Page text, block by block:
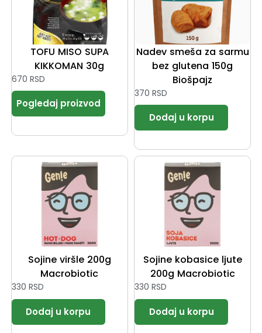
TOFU MISO SUPA
KIKKOMAN 30g
670 RSD
Nadev smeša za sarmu
bez glutena 150g
Biošpajz
370 RSD
Sojine viršle 200g
Macrobiotic
330 RSD
Sojine kobasice ljute
200g Macrobiotic
330 RSD